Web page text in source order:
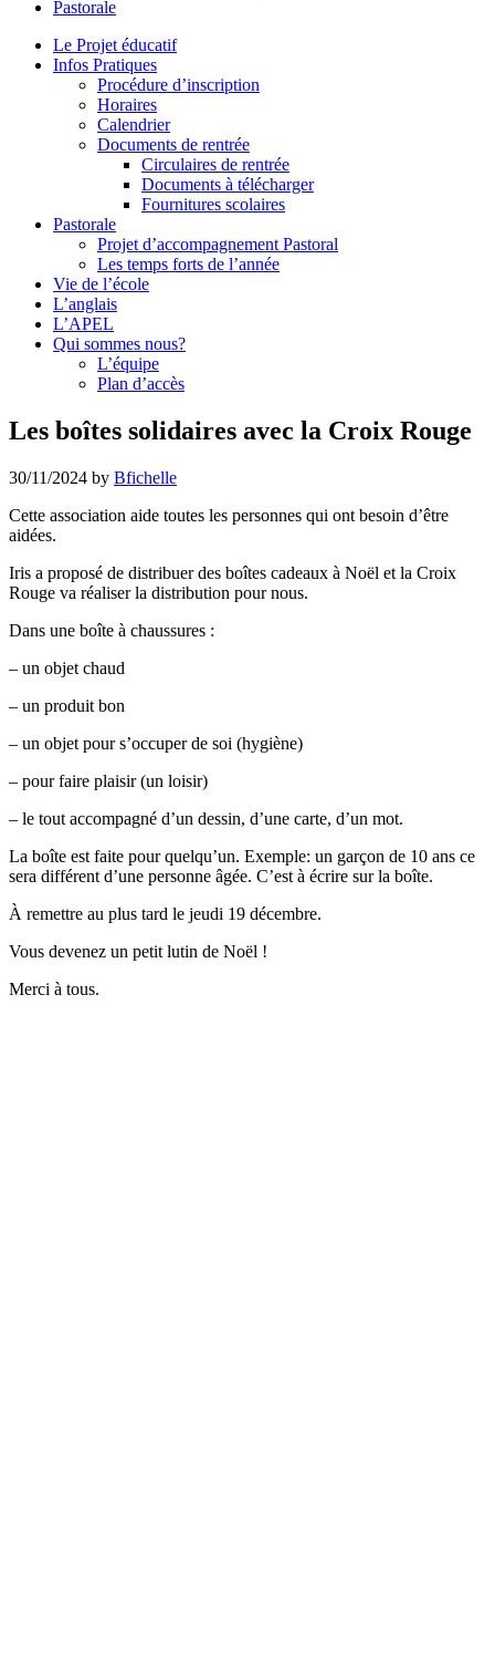
le
Pastorale
Le Projet éducatif
Infos Pratiques
Procédure d’inscription
Horaires
Calendrier
Documents de rentrée
Circulaires de rentrée
Documents à télécharger
Fournitures scolaires
Pastorale
Projet d’accompagnement Pastoral
Les temps forts de l’année
Vie de l’école
L’anglais
L’APEL
Qui sommes nous?
L’équipe
Plan d’accès
Les boîtes solidaires avec la Croix Rouge
30/11/2024 by Bfichelle
Cette association aide toutes les personnes qui ont besoin d’être
aidées.
Iris a proposé de distribuer des boîtes cadeaux à Noël et la Croix
Rouge va réaliser la distribution pour nous.
Dans une boîte à chaussures :
– un objet chaud
– un produit bon
– un objet pour s’occuper de soi (hygiène)
– pour faire plaisir (un loisir)
– le tout accompagné d’un dessin, d’une carte, d’un mot.
La boîte est faite pour quelqu’un. Exemple: un garçon de 10 ans ce
sera différent d’une personne âgée. C’est à écrire sur la boîte.
À remettre au plus tard le jeudi 19 décembre.
Vous devenez un petit lutin de Noël !
Merci à tous.